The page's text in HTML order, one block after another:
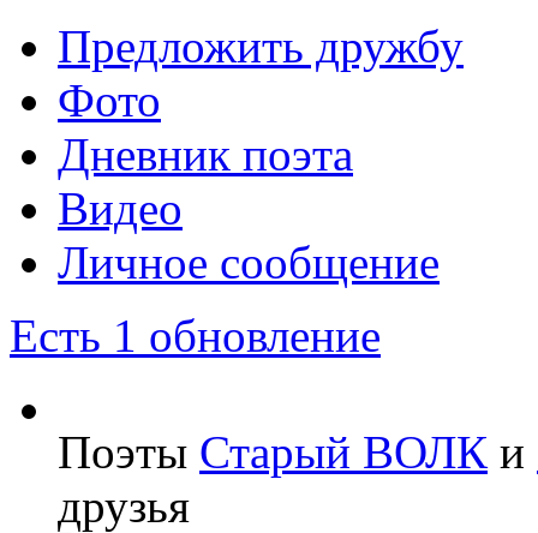
Предложить дружбу
Фото
Дневник поэта
Видео
Личное сообщение
Есть 1 обновление
Поэты Старый ВОЛК и
друзья